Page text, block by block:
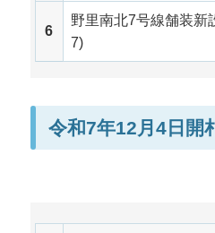
6
野里南北7号線舗装新
7)
令和7年12月4日開